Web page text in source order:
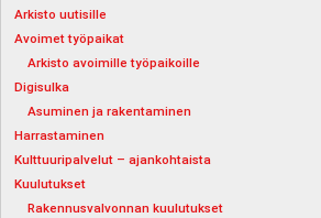
Arkisto uutisille
Avoimet työpaikat
Arkisto avoimille työpaikoille
Digisulka
Asuminen ja rakentaminen
Harrastaminen
Kulttuuripalvelut – ajankohtaista
Kuulutukset
Rakennusvalvonnan kuulutukset